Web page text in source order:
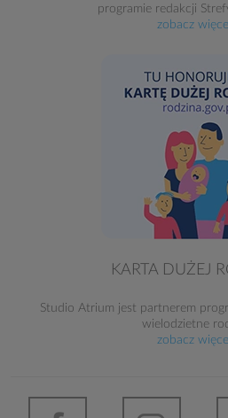
programie redakcji
zobacz
KARTA DUŻEJ
Studio Atrium jest partnerem
wielodzietne
zobacz